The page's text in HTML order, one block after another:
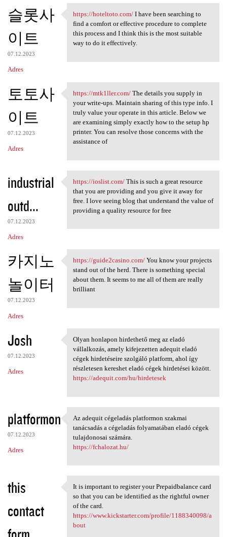
슬롯사
이트
07.12.2023
Adres
https://hoteltoto.com/ I have
https://hoteltoto.com/I have been searching to
find a comfort or effective procedure to complete
this process and I think this is the most suitable
way to do it effectively.
토토사
이트
07.12.2023
Adres
https://mtk1ller.com/ The
https://mtk1ller.com/The details you supply in
your write-ups. Maintain sharing of this type info. I
truly value your operate in this article. Below we
are examining simply exactly how to the setup hp
printer. You can resolve those concerns with the
assistance of
industrial
outd...
07.12.2023
Adres
https://ioslist.com/ This is
https://ioslist.com/This is such a great resource
that you are providing and you give it away for
free. I love seeing blog that understand the value of
providing a quality resource for free
카지노
놀이터
07.12.2023
Adres
https://guide2casino.com/ You
https://guide2casino.com/You know your projects
stand out of the herd. There is something special
about them. It seems to me all of them are really
brilliant
Josh
07.12.2023
Adres
Olyan honlapon hirdethető meg
Olyan honlapon hirdethető meg az eladó
vállalkozás, amely kifejezetten adequit eladó
cégek hirdetéseire szolgáló platform, ahol így
részletesen kereshet eladó cégek hirdetései között.
https://adequit.com/hu/hirdetesek
platformon
07.12.2023
Adres
Az adequit cégeladás
Az adequit cégeladás platformon szakmai
tanácsadás a cégeladás folyamatában eladó cégek
tulajdonosai számára.
https://fchalozat.hu/
this
contact
It is important to register
It is important to register your Prepaidbalance card
so that you can be identified as the rightful owner
of the card.
https://www.kickstarter.com/profile/1188340098/a
bout